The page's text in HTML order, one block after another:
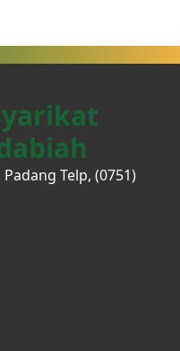
Padang Telp, (0751)